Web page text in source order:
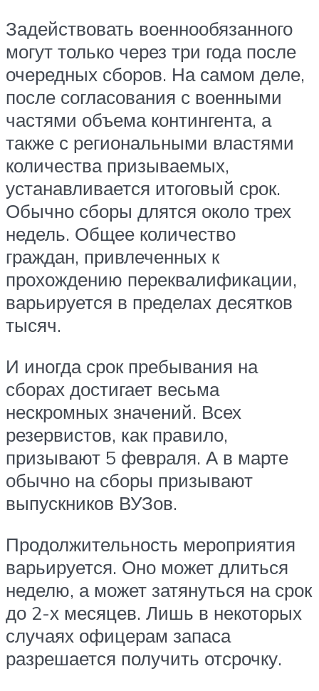
Задействовать военнообязанного
могут только через три года после
очередных сборов. На самом деле,
после согласования с военными
частями объема контингента, а
также с региональными властями
количества призываемых,
устанавливается итоговый срок.
Обычно сборы длятся около трех
недель. Общее количество
граждан, привлеченных к
прохождению переквалификации,
варьируется в пределах десятков
тысяч.
И иногда срок пребывания на
сборах достигает весьма
нескромных значений. Всех
резервистов, как правило,
призывают 5 февраля. А в марте
обычно на сборы призывают
выпускников ВУЗов.
Продолжительность мероприятия
варьируется. Оно может длиться
неделю, а может затянуться на срок
до 2-х месяцев. Лишь в некоторых
случаях офицерам запаса
разрешается получить отсрочку.